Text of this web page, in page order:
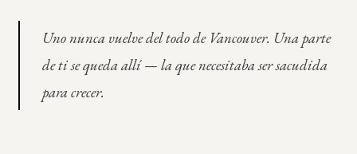
Uno nunca vuelve del todo de Vancouver. Una parte
de ti se queda allí — la que necesitaba ser sacudida
para crecer.